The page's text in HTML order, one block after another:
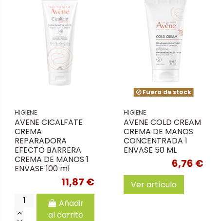
HIGIENE
AVENE CICALFATE
CREMA
REPARADORA
EFECTO BARRERA
CREMA DE MANOS 1
ENVASE 100 ml
11,87 €
Añadir
al carrito
Fuera de stock
HIGIENE
AVENE COLD CREAM
CREMA DE MANOS
CONCENTRADA 1
ENVASE 50 ML
6,76 €
Ver artículo